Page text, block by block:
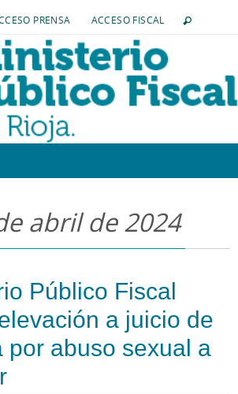
PRENSA ACCESO FISCAL
abril de 2024
Público Fiscal
a juicio de
por abuso sexual a